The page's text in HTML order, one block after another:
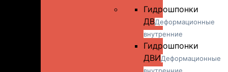
Гидрошпонки
ДВДеформационные
внутренние
Гидрошпонки
ДВИДеформационные
внутренние